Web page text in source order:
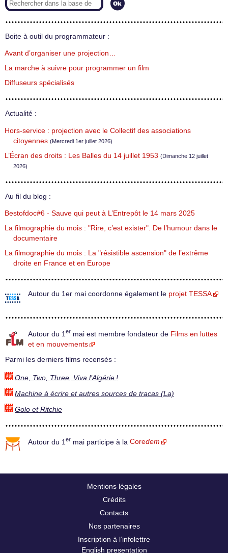
Boite à outil du programmateur :
Avant d’organiser une projection…
La marche à suivre pour programmer un film
Diffuseurs spécialisés
Actualité :
Hors-service : projection avec le Collectif des associations
citoyennes (Mercredi 1er juillet 2026)
L’Écran des droits : Les Balles du 14 juillet 1953 (Dimanche 12 juillet
2026)
Au fil du blog :
Bestofdoc#6 - Sauve qui peut à L’Entrepôt le 14 mars 2025
La filmographie du mois : "Rire, c’est exister". De l’humour dans le
documentaire
La filmographie du mois : La "résistible ascension" de l’extrême
droite en France et en Europe
Autour du 1er mai coordonne également le projet TESSA
Autour du 1 er mai est membre fondateur de Films en luttes
et en mouvements
Parmi les derniers films recensés :
One, Two, Three, Viva l’Algérie !
Machine à écrire et autres sources de tracas (La)
Golo et Ritchie
Autour du 1 er mai participe à la Coredem
Mentions légales
Crédits
Contacts
Nos partenaires
Inscription à l’infolettre
English presentation